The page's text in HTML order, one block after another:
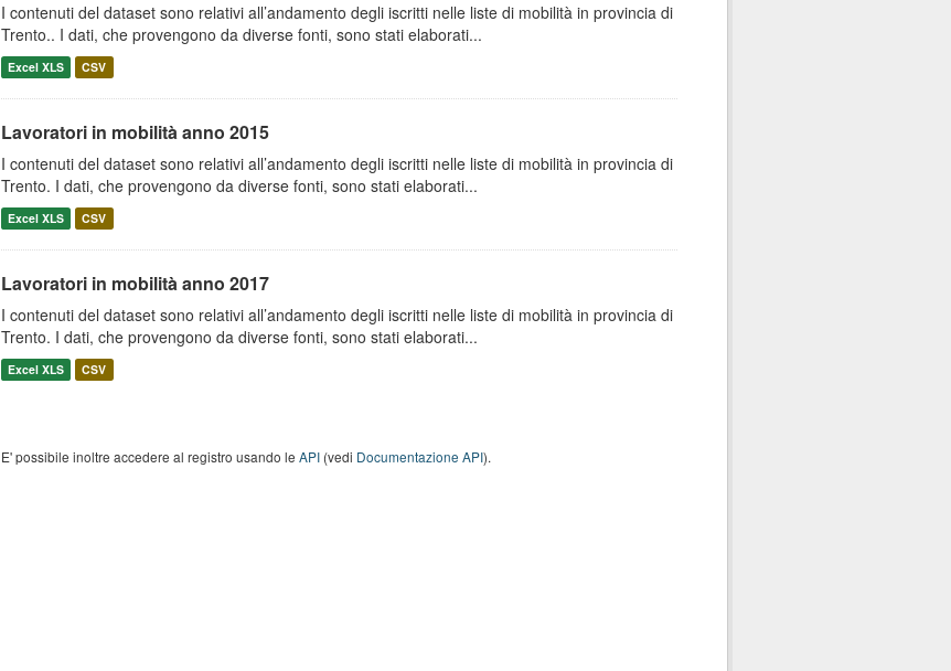
I contenuti del dataset sono relativi all’andamento degli iscritti nelle liste di mobilità in provincia di
Trento.. I dati, che provengono da diverse fonti, sono stati elaborati...
Excel XLS CSV
Lavoratori in mobilità anno 2015
I contenuti del dataset sono relativi all’andamento degli iscritti nelle liste di mobilità in provincia di
Trento. I dati, che provengono da diverse fonti, sono stati elaborati...
Excel XLS CSV
Lavoratori in mobilità anno 2017
I contenuti del dataset sono relativi all’andamento degli iscritti nelle liste di mobilità in provincia di
Trento. I dati, che provengono da diverse fonti, sono stati elaborati...
Excel XLS CSV
E' possibile inoltre accedere al registro usando le API(vedi Documentazione API).